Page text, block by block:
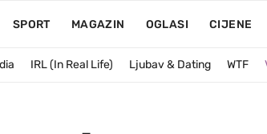
SPORT MAGAZIN OGLASI CIJENE
IRL (In Real Life) Ljubav & Dating WTF